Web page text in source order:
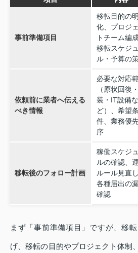
事前準備項目
移転目的の
化、プロジ
トチーム編成
移転スケジ
ル・予算の
依頼前に業者へ伝える
べき情報
必要な対応
（原状回復
装・IT設備な
ど）、希望条
件、業務優
序
移転後のフォロー計画
稼働スケジ
ルの確認、
ルール見直し
各種届出の
確認
まず「事前準備項目」ですが、移
げ、移転の目的やプロジェクト体制